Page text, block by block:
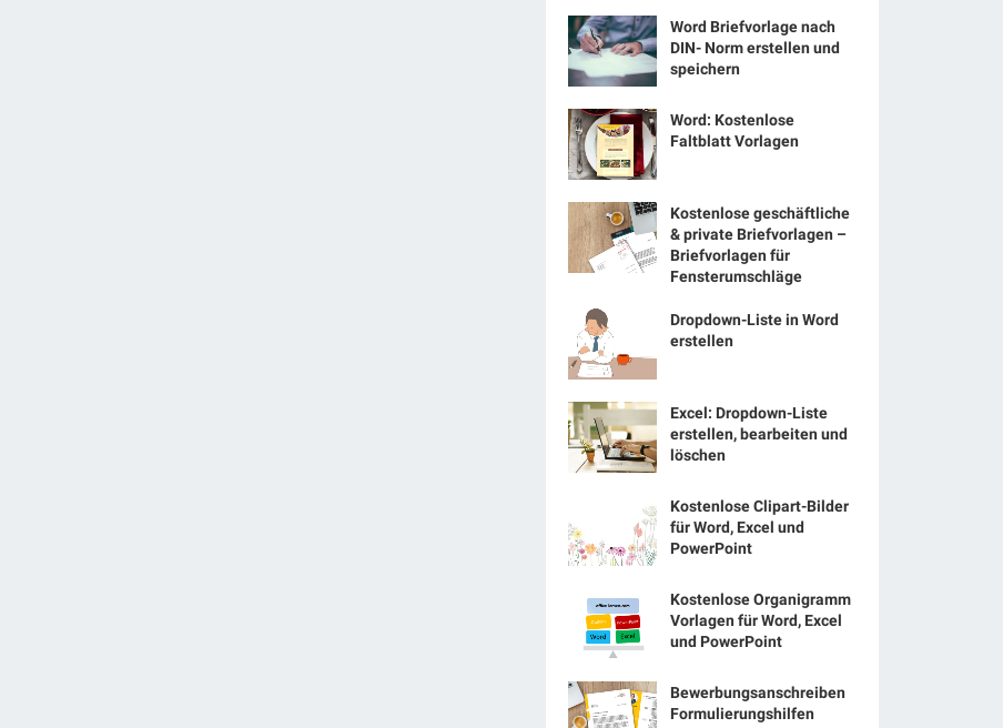
Word Briefvorlage nach
DIN- Norm erstellen und
speichern
Word: Kostenlose
Faltblatt Vorlagen
Kostenlose geschäftliche
& private Briefvorlagen –
Briefvorlagen für
Fensterumschläge
Dropdown-Liste in Word
erstellen
Excel: Dropdown-Liste
erstellen, bearbeiten und
löschen
Kostenlose Clipart-Bilder
für Word, Excel und
PowerPoint
Kostenlose Organigramm
Vorlagen für Word, Excel
und PowerPoint
Bewerbungsanschreiben
Formulierungshilfen